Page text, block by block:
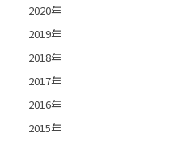
2020年
2019年
2018年
2017年
2016年
2015年